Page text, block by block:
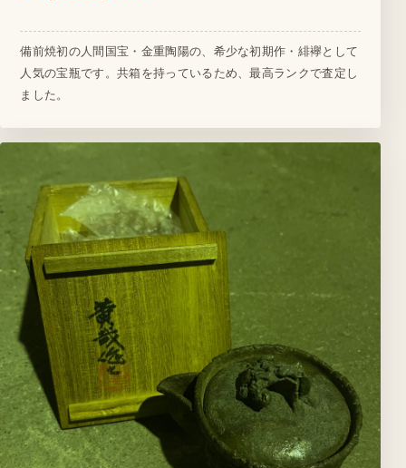
備前焼初の人間国宝・金重陶陽の、希少な初期作・緋襷として
人気の宝瓶です。共箱を持っているため、最高ランクで査定し
ました。